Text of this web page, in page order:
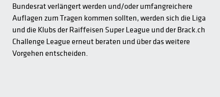
Bundesrat verlängert werden und/oder umfangreichere
Auflagen zum Tragen kommen sollten, werden sich die Liga
und die Klubs der Raiffeisen Super League und der Brack.ch
Challenge League erneut beraten und über das weitere
Vorgehen entscheiden.